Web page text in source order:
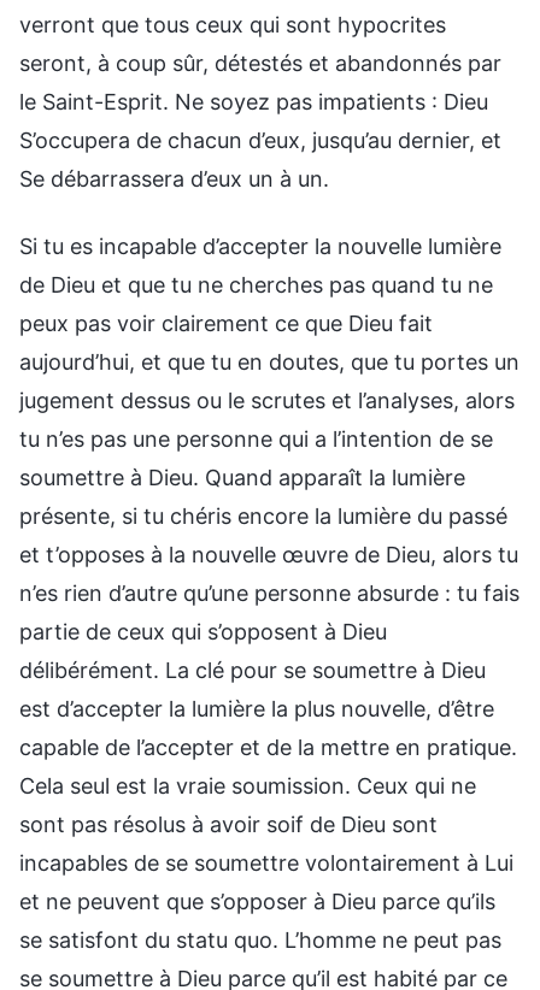
verront que tous ceux qui sont hypocrites
seront, à coup sûr, détestés et abandonnés par
le Saint-Esprit. Ne soyez pas impatients : Dieu
S’occupera de chacun d’eux, jusqu’au dernier, et
Se débarrassera d’eux un à un.
Si tu es incapable d’accepter la nouvelle lumière
de Dieu et que tu ne cherches pas quand tu ne
peux pas voir clairement ce que Dieu fait
aujourd’hui, et que tu en doutes, que tu portes un
jugement dessus ou le scrutes et l’analyses, alors
tu n’es pas une personne qui a l’intention de se
soumettre à Dieu. Quand apparaît la lumière
présente, si tu chéris encore la lumière du passé
et t’opposes à la nouvelle œuvre de Dieu, alors tu
n’es rien d’autre qu’une personne absurde : tu fais
partie de ceux qui s’opposent à Dieu
délibérément. La clé pour se soumettre à Dieu
est d’accepter la lumière la plus nouvelle, d’être
capable de l’accepter et de la mettre en pratique.
Cela seul est la vraie soumission. Ceux qui ne
sont pas résolus à avoir soif de Dieu sont
incapables de se soumettre volontairement à Lui
et ne peuvent que s’opposer à Dieu parce qu’ils
se satisfont du statu quo. L’homme ne peut pas
se soumettre à Dieu parce qu’il est habité par ce